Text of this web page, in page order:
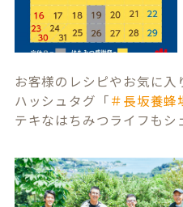
お客様のレシピやお気に入
ハッシュタグ「＃長坂養蜂
テキなはちみつライフも